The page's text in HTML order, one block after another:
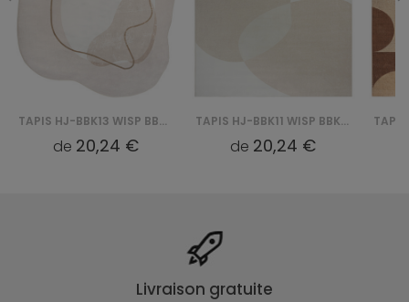
TAPIS HJ-BBK13 WISP BBK - RÓŻOWY
de 20,24 €
TAPIS HJ-BBK11 WISP BBK - BEŻOWY
de 20,24 €
Livraison gratuite